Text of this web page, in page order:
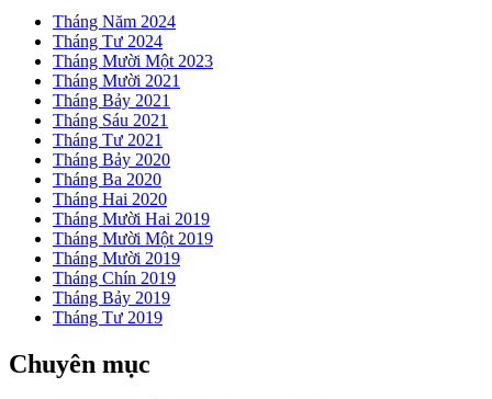
Tháng Năm 2024
Tháng Tư 2024
Tháng Mười Một 2023
Tháng Mười 2021
Tháng Bảy 2021
Tháng Sáu 2021
Tháng Tư 2021
Tháng Bảy 2020
Tháng Ba 2020
Tháng Hai 2020
Tháng Mười Hai 2019
Tháng Mười Một 2019
Tháng Mười 2019
Tháng Chín 2019
Tháng Bảy 2019
Tháng Tư 2019
Chuyên mục